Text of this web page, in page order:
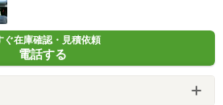
ぐ在庫確認・見積依頼
電話する